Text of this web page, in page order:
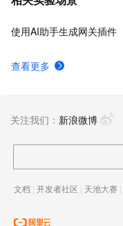
使用AI助手生成网关插件
查看更多
关注我们： 新浪微博
文档 | 开发者社区 | 天池大赛 |